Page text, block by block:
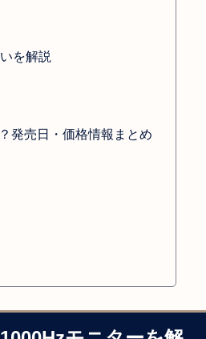
を解説
発売日・価格情報まとめ